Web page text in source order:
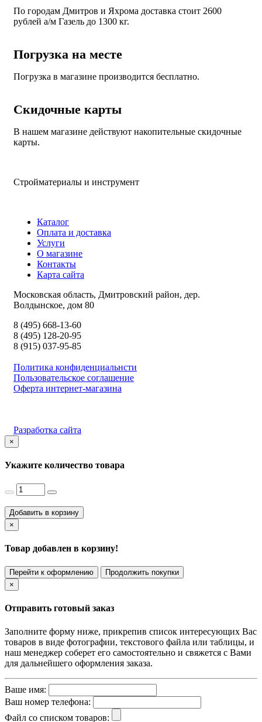
По городам Дмитров и Яхрома доставка стоит 2600
рублей а/м Газель до 1300 кг.
Погрузка на месте
Погрузка в магазине производится бесплатно.
Скидочные карты
В нашем магазине действуют накопительные скидочные
карты.
Стройматериалы и инструмент
Каталог
Оплата и доставка
Услуги
О магазине
Контакты
Карта сайта
Московская область, Дмитровский район, дер.
Волдынское, дом 80
8 (495) 668-13-60
8 (495) 128-20-95
8 (915) 037-95-85
Политика конфиденциальнсти
Пользовательское соглашение
Оферта интернет-магазина
Разработка сайта
×
Укажите количество товара
Добавить в корзину
×
Товар добавлен в корзину!
Перейти к оформлению
Продолжить покупки
×
Отправить готовый заказ
Заполните форму ниже, прикрепив список интересующих Вас
товаров в виде фотографии, текстового файла или таблицы, и
наш менеджер соберет его самостоятельно и свяжется с Вами
для дальнейшего оформления заказа.
Ваше имя:
Ваш номер телефона:
Файл со списком товаров: